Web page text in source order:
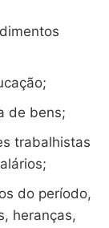
de bens;
trabalhistas
do período,
heranças,